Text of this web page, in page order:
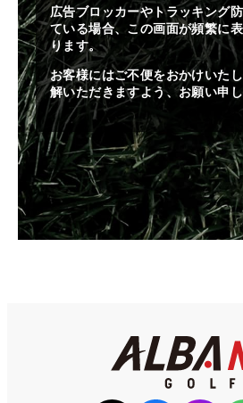
広告ブロッカーやトラッキング
ている場合、この画面が頻繁に
ります。
お客様にはご不便をおかけいた
解いただきますよう、お願い申